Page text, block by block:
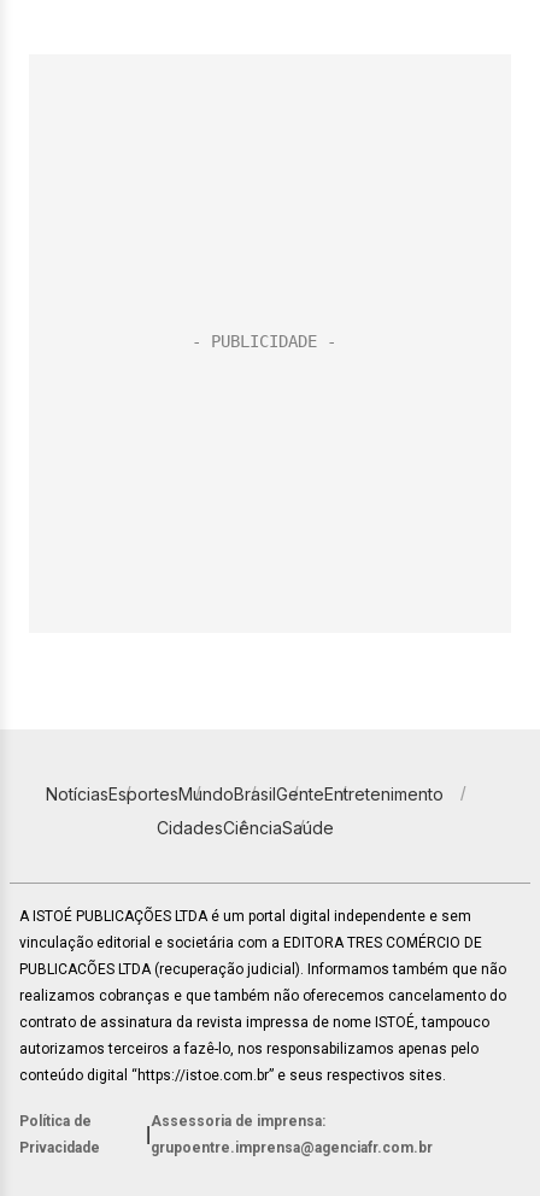
NotíciasEsportesMundoBrasilGenteEntretenimento
CidadesCiênciaSaúde
A ISTOÉ PUBLICAÇÕES LTDA é um portal digital independente e sem
vinculação editorial e societária com a EDITORA TRES COMÉRCIO DE
PUBLICACÕES LTDA (recuperação judicial). Informamos também que não
realizamos cobranças e que também não oferecemos cancelamento do
contrato de assinatura da revista impressa de nome ISTOÉ, tampouco
autorizamos terceiros a fazê-lo, nos responsabilizamos apenas pelo
conteúdo digital “https://istoe.com.br” e seus respectivos sites.
Política de
Privacidade
Assessoria de imprensa:
grupoentre.imprensa@agenciafr.com.br